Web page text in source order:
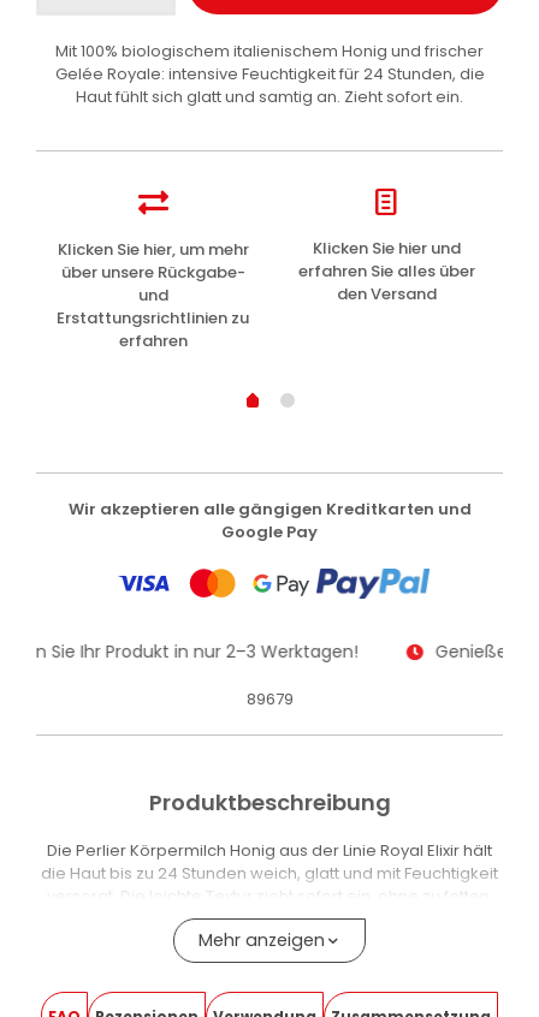
Honig
400
Mit 100% biologischem italienischem Honig und frischer
Gelée Royale: intensive Feuchtigkeit für 24 Stunden, die
Haut fühlt sich glatt und samtig an. Zieht sofort ein.
Klicken Sie hier, um mehr
über unsere Rückgabe-
und
Erstattungsrichtlinien zu
erfahren
Klicken Sie hier und
erfahren Sie alles über
den Versand
Wir akzeptieren alle gängigen Kreditkarten und
Google Pay
Sie Ihr Produkt in nur 2–3 Werktagen! Genießen
89679
Produktbeschreibung
Die Perlier Körpermilch Honig aus der Linie Royal Elixir hält
die Haut bis zu 24 Stunden weich, glatt und mit Feuchtigkeit
versorgt. Die leichte Textur zieht sofort ein, ohne zu fetten,
und eignet sich für die tägliche Anwendung am ganzen
Körper.
und frische Gelée Royale – die charakteristischen
Mehr anzeigen